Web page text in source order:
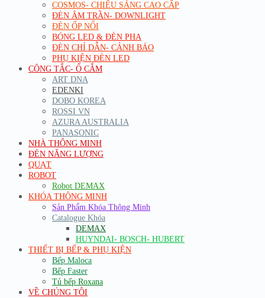
COSMOS- CHIẾU SÁNG CAO CẤP
ĐÈN ÂM TRẦN- DOWNLIGHT
ĐÈN ỐP NỔI
BÓNG LED & ĐÈN PHA
ĐÈN CHỈ DẪN- CẢNH BÁO
PHỤ KIỆN ĐÈN LED
CÔNG TẮC- Ổ CẮM
ART DNA
EDENKI
DOBO KOREA
ROSSI VN
AZURA AUSTRALIA
PANASONIC
NHÀ THÔNG MINH
ĐÈN NĂNG LƯỢNG
QUẠT
ROBOT
Robot DEMAX
KHÓA THÔNG MINH
Sản Phẩm Khóa Thông Minh
Catalogue Khóa
DEMAX
HUYNDAI- BOSCH- HUBERT
THIẾT BỊ BẾP & PHỤ KIỆN
Bếp Maloca
Bếp Faster
Tủ bếp Roxana
VỀ CHÚNG TÔI